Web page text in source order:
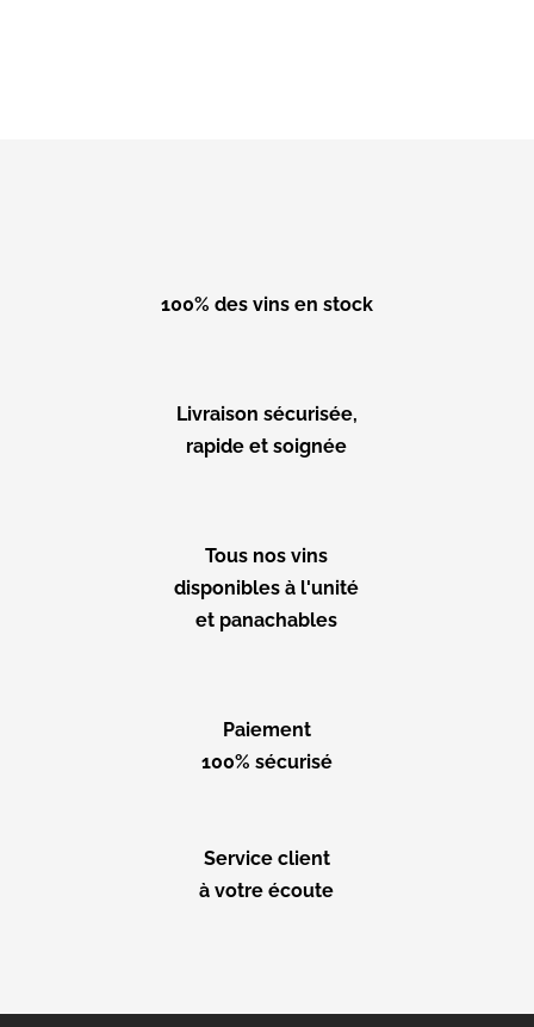
100% des vins en stock
Livraison sécurisée,
rapide et soignée
Tous nos vins
disponibles à l'unité
et panachables
Paiement
100% sécurisé
Service client
à votre écoute